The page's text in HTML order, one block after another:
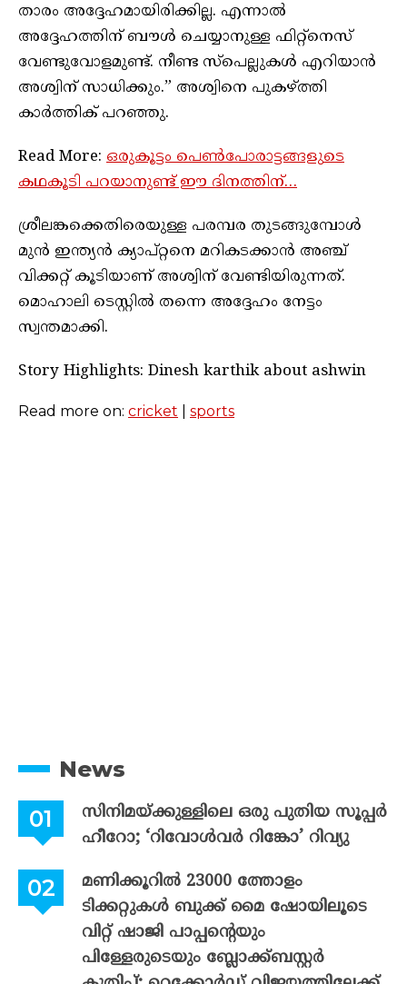
താരം അദ്ദേഹമായിരിക്കില്ല. എന്നാല്‍
അദ്ദേഹത്തിന് ബൗള്‍ ചെയ്യാനുള്ള ഫിറ്റ്‌നെസ്
വേണ്ടുവോളമുണ്ട്. നീണ്ട സ്പെല്ലുകൾ എറിയാന്‍
അശ്വിന് സാധിക്കും.” അശ്വിനെ പുകഴ്ത്തി
കാര്‍ത്തിക് പറഞ്ഞു.
Read More: ഒരുകൂട്ടം പെൺപോരാട്ടങ്ങളുടെ
കഥകൂടി പറയാനുണ്ട് ഈ ദിനത്തിന്…
ശ്രീലങ്കക്കെതിരെയുള്ള പരമ്പര തുടങ്ങുമ്പോൾ
മുന്‍ ഇന്ത്യന്‍ ക്യാപ്റ്റനെ മറികടക്കാന്‍ അഞ്ച്
വിക്കറ്റ് കൂടിയാണ് അശ്വിന് വേണ്ടിയിരുന്നത്.
മൊഹാലി ടെസ്റ്റില്‍ തന്നെ അദ്ദേഹം നേട്ടം
സ്വന്തമാക്കി.
Story Highlights: Dinesh karthik about ashwin
Read more on: cricket sports
News
സിനിമയ്ക്കുള്ളിലെ ഒരു പുതിയ സൂപ്പർ
ഹീറോ; ‘റിവോൾവർ റിങ്കോ’ റിവ്യു
മണിക്കൂറിൽ 23000 ത്തോളം
ടിക്കറ്റുകൾ ബുക്ക് മൈ ഷോയിലൂടെ
വിറ്റ് ഷാജി പാപ്പന്റെയും
പിള്ളേരുടെയും ബ്ലോക്ക്ബസ്റ്റർ